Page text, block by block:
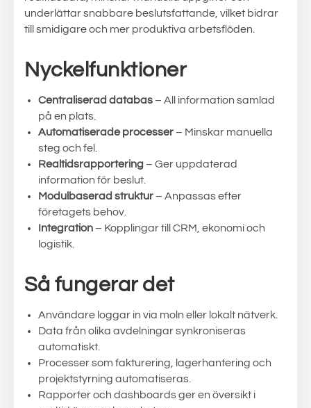
underlättar snabbare beslutsfattande, vilket bidrar
till smidigare och mer produktiva arbetsflöden.
Nyckelfunktioner
Centraliserad databas – All information samlad
på en plats.
Automatiserade processer – Minskar manuella
steg och fel.
Realtidsrapportering – Ger uppdaterad
information för beslut.
Modulbaserad struktur – Anpassas efter
företagets behov.
Integration – Kopplingar till CRM, ekonomi och
logistik.
Så fungerar det
Användare loggar in via moln eller lokalt nätverk.
Data från olika avdelningar synkroniseras
automatiskt.
Processer som fakturering, lagerhantering och
projektstyrning automatiseras.
Rapporter och dashboards ger en översikt i